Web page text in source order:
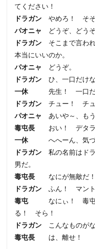
てください！
ドラガン やめろ！ そそ
パオニャ どうぞ、どうぞ
ドラガン そこまで言わ
本当にいいのか。
パオニャ どうぞ。
ドラガン ひ、一口だけ
一休先生！ 一口だけ
ドラガン チュー！ チ
パオニャ あいや～、もう
毒屯長 おい！ デタラ
一休へへーん、気づ
ドラガン 私の名前はド
男だ。
毒屯長 なにが無敵だ！
ドラガン ふん！ マント
毒屯なにぃ！ 毒屯長
る！ そら！
ドラガン こんなものがな
毒屯長 は、離せ！